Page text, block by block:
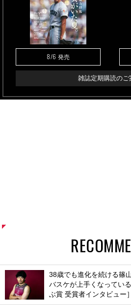
8/6 発売
雑誌定期購読のご
38歳でも進化を続ける篠
バスケが上手くなってい
ぶ賞 受賞者インタビュー］